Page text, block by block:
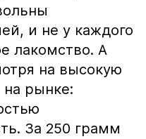
и не у каждого
лакомство. А
на высокую
на рынке:
За 250 грамм